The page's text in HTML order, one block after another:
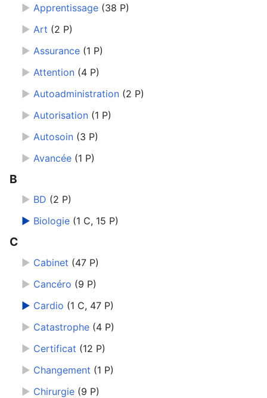
dans
► Apprentissage (38 P)
► Art (2 P)
► Assurance (1 P)
► Attention (4 P)
► Autoadministration (2 P)
► Autorisation (1 P)
► Autosoin (3 P)
► Avancée (1 P)
B
► BD (2 P)
► Biologie (1 C, 15 P)
C
► Cabinet (47 P)
► Cancéro (9 P)
► Cardio (1 C, 47 P)
► Catastrophe (4 P)
► Certificat (12 P)
► Changement (1 P)
► Chirurgie (9 P)